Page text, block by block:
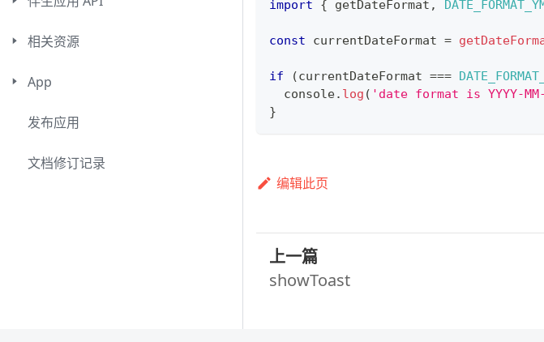
相关资源
App
发布应用
文档修订记录
import { getDateFormat ,
const currentDateFormat =
if (currentDateFormat ===
console. log ( 'date format is YYYY-
}
编辑此页
上一篇
showToast